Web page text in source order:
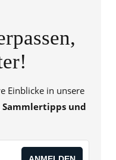
Einblicke in unsere
und